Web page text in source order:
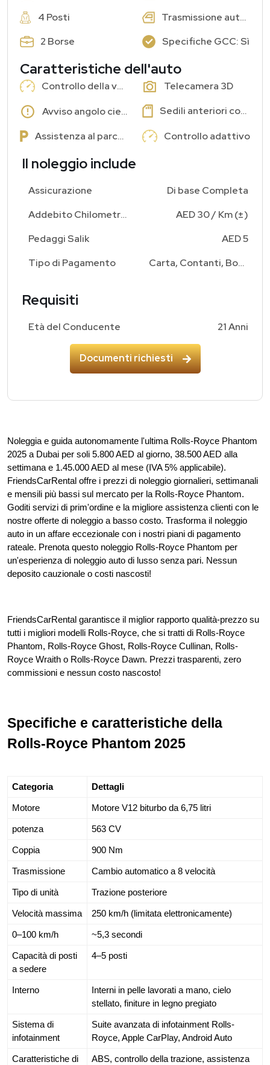
4 Posti
Trasmissione automatica
2 Borse
Specifiche GCC: Sì
Caratteristiche dell'auto
Controllo della velocità di crociera
Telecamera 3D
Avviso angolo cieco
Sedili anteriori con memoria
Assistenza al parcheggio
Controllo adattivo
Il noleggio include
Assicurazione
Addebito Chilometraggio Aggiuntivo
Pedaggi Salik
Tipo di Pagamento
Di base Completa
AED 30 / Km (±)
AED 5
Carta, Contanti, Bonifico Bancario
Requisiti
Età del Conducente 21 Anni
Documenti richiesti
Noleggia e guida autonomamente l'ultima Rolls-Royce Phantom
2025 a Dubai per soli 5.800 AED al giorno, 38.500 AED alla
settimana e 1.45.000 AED al mese (IVA 5% applicabile).
FriendsCarRental offre i prezzi di noleggio giornalieri, settimanali
e mensili più bassi sul mercato per la Rolls-Royce Phantom.
Goditi servizi di prim'ordine e la migliore assistenza clienti con le
nostre offerte di noleggio a basso costo. Trasforma il noleggio
auto in un affare eccezionale con i nostri piani di pagamento
rateale. Prenota questo noleggio Rolls-Royce Phantom per
un'esperienza di noleggio auto di lusso senza pari. Nessun
deposito cauzionale o costi nascosti!
FriendsCarRental garantisce il miglior rapporto qualità-prezzo su
tutti i migliori modelli Rolls-Royce, che si tratti di Rolls-Royce
Phantom, Rolls-Royce Ghost, Rolls-Royce Cullinan, Rolls-
Royce Wraith o Rolls-Royce Dawn. Prezzi trasparenti, zero
commissioni e nessun costo nascosto!
Specifiche e caratteristiche della
Rolls-Royce Phantom 2025
Categoria Dettagli
Motore Motore V12 biturbo da 6,75 litri
potenza 563 CV
Coppia 900 Nm
Trasmissione Cambio automatico a 8 velocità
Tipo di unità Trazione posteriore
Velocità massima 250 km/h (limitata elettronicamente)
0–100 km/h ~5,3 secondi
Capacità di posti
a sedere
4–5 posti
Interno
Interni in pelle lavorati a mano, cielo
stellato, finiture in legno pregiato
Sistema di
infotainment
Suite avanzata di infotainment Rolls-
Royce, Apple CarPlay, Android Auto
Caratteristiche di ABS, controllo della trazione, assistenza